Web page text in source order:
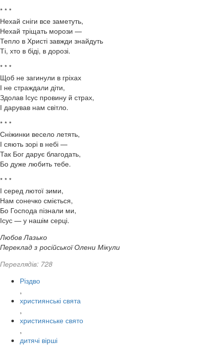
* * *
Нехай сніги все заметуть,
Нехай тріщать морози —
Тепло в Христі завжди знайдуть
Ті, хто в біді, в дорозі.
* * *
Щоб не загинули в гріхах
І не страждали діти,
Здолав Ісус провину й страх,
І дарував нам світло.
* * *
Сніжинки весело летять,
І сяють зорі в небі —
Так Бог дарує благодать,
Бо дуже любить тебе.
* * *
І серед лютої зими,
Нам сонечко сміється,
Бо Господа пізнали ми,
Ісус — у нашім серці.
Любов Лазько
Переклад з російської Олени Мікули
Переглядів: 728
Різдво
,
християнські свята
,
християнське свято
,
дитячі вірші